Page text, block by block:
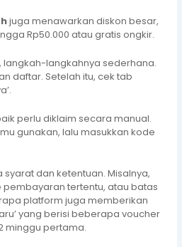
juga menawarkan diskon besar,
Rp50.000 atau gratis ongkir.
langkah-langkahnya sederhana.
daftar. Setelah itu, cek tab
perlu diklaim secara manual.
gunakan, lalu masukkan kode
dan ketentuan. Misalnya,
tertentu, atau batas
platform juga memberikan
yang berisi beberapa voucher
minggu pertama.